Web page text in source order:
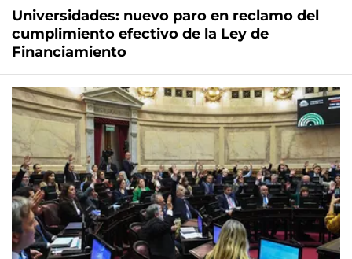
Universidades: nuevo paro en reclamo del
cumplimiento efectivo de la Ley de
Financiamiento